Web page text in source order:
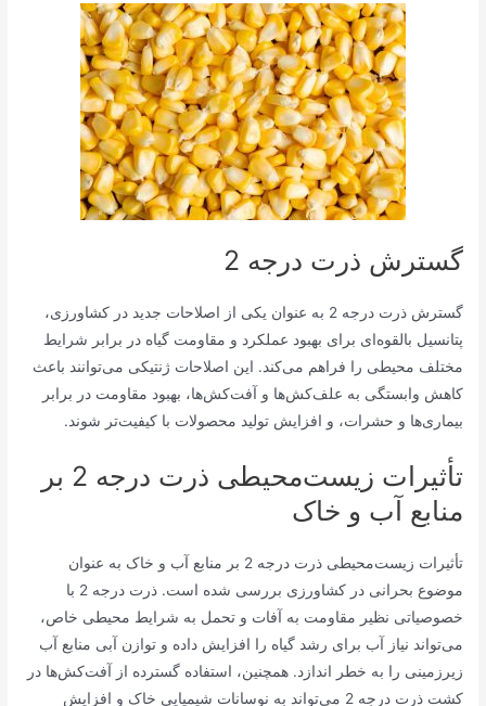
گسترش ذرت درجه 2
گسترش ذرت درجه 2 به عنوان یکی از اصلاحات جدید در کشاورزی،
پتانسیل بالقوه‌ای برای بهبود عملکرد و مقاومت گیاه در برابر شرایط
مختلف محیطی را فراهم می‌کند. این اصلاحات ژنتیکی می‌توانند باعث
کاهش وابستگی به علف‌کش‌ها و آفت‌کش‌ها، بهبود مقاومت در برابر
بیماری‌ها و حشرات، و افزایش تولید محصولات با کیفیت‌تر شوند.
تأثیرات زیست‌محیطی ذرت درجه 2 بر
منابع آب و خاک
تأثیرات زیست‌محیطی ذرت درجه 2 بر منابع آب و خاک به عنوان
موضوع بحرانی در کشاورزی بررسی شده است. ذرت درجه 2 با
خصوصیاتی نظیر مقاومت به آفات و تحمل به شرایط محیطی خاص،
می‌تواند نیاز آب برای رشد گیاه را افزایش داده و توازن آبی منابع آب
زیرزمینی را به خطر اندازد. همچنین، استفاده گسترده از آفت‌کش‌ها در
کشت ذرت درجه 2 می‌تواند به نوسانات شیمیایی خاک و افزایش